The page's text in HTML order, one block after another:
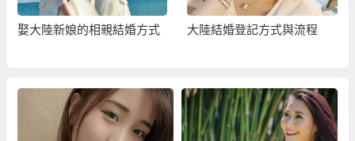
娶大陸新娘的相親結婚方式 大陸結婚登記方式與流程